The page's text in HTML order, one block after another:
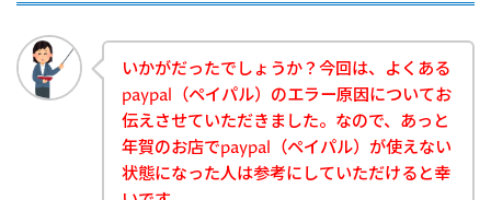
いかがだったでしょうか？今回は、よくある
paypal（ペイパル）のエラー原因についてお
伝えさせていただきました。なので、あっと
年賀のお店でpaypal（ペイパル）が使えない
状態になった人は参考にしていただけると幸